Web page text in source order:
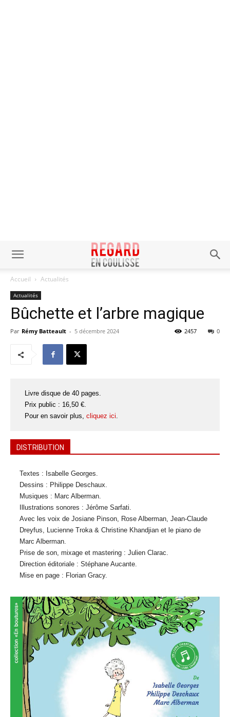
Accueil Actualités
Actualités
Bûchette et l’arbre magique
Par Rémy Batteault - 5 décembre 2024 0
2457
Livre disque de 40 pages.
Prix public : 16,50 €.
Pour en savoir plus, cliquez ici.
DISTRIBUTION
Textes : Isabelle Georges.
Dessins : Philippe Deschaux.
Musiques : Marc Alberman.
Illustrations sonores : Jérôme Sarfati.
Avec les voix de Josiane Pinson, Rose Alberman, Jean-Claude
Dreyfus, Lucienne Troka & Christine Khandjian et le piano de
Marc Alberman.
Prise de son, mixage et mastering : Julien Clarac.
Direction éditoriale : Stéphane Aucante.
Mise en page : Florian Gracy.